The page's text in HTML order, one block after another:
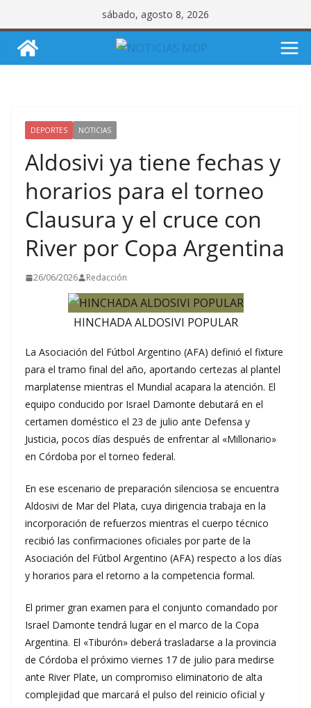
al
contenido
sábado, agosto 8, 2026
DEPORTES NOTICIAS
Aldosivi ya tiene fechas y
horarios para el torneo
Clausura y el cruce con
River por Copa Argentina
26/06/2026 Redacción
HINCHADA ALDOSIVI POPULAR
La Asociación del Fútbol Argentino (AFA) definió el fixture
para el tramo final del año, aportando certezas al plantel
marplatense mientras el Mundial acapara la atención. El
equipo conducido por Israel Damonte debutará en el
certamen doméstico el 23 de julio ante Defensa y
Justicia, pocos días después de enfrentar al «Millonario»
en Córdoba por el torneo federal.
En ese escenario de preparación silenciosa se encuentra
Aldosivi de Mar del Plata, cuya dirigencia trabaja en la
incorporación de refuerzos mientras el cuerpo técnico
recibió las confirmaciones oficiales por parte de la
Asociación del Fútbol Argentino (AFA) respecto a los días
y horarios para el retorno a la competencia formal.
El primer gran examen para el conjunto comandado por
Israel Damonte tendrá lugar en el marco de la Copa
Argentina. El «Tiburón» deberá trasladarse a la provincia
de Córdoba el próximo viernes 17 de julio para medirse
ante River Plate, un compromiso eliminatorio de alta
complejidad que marcará el pulso del reinicio oficial y